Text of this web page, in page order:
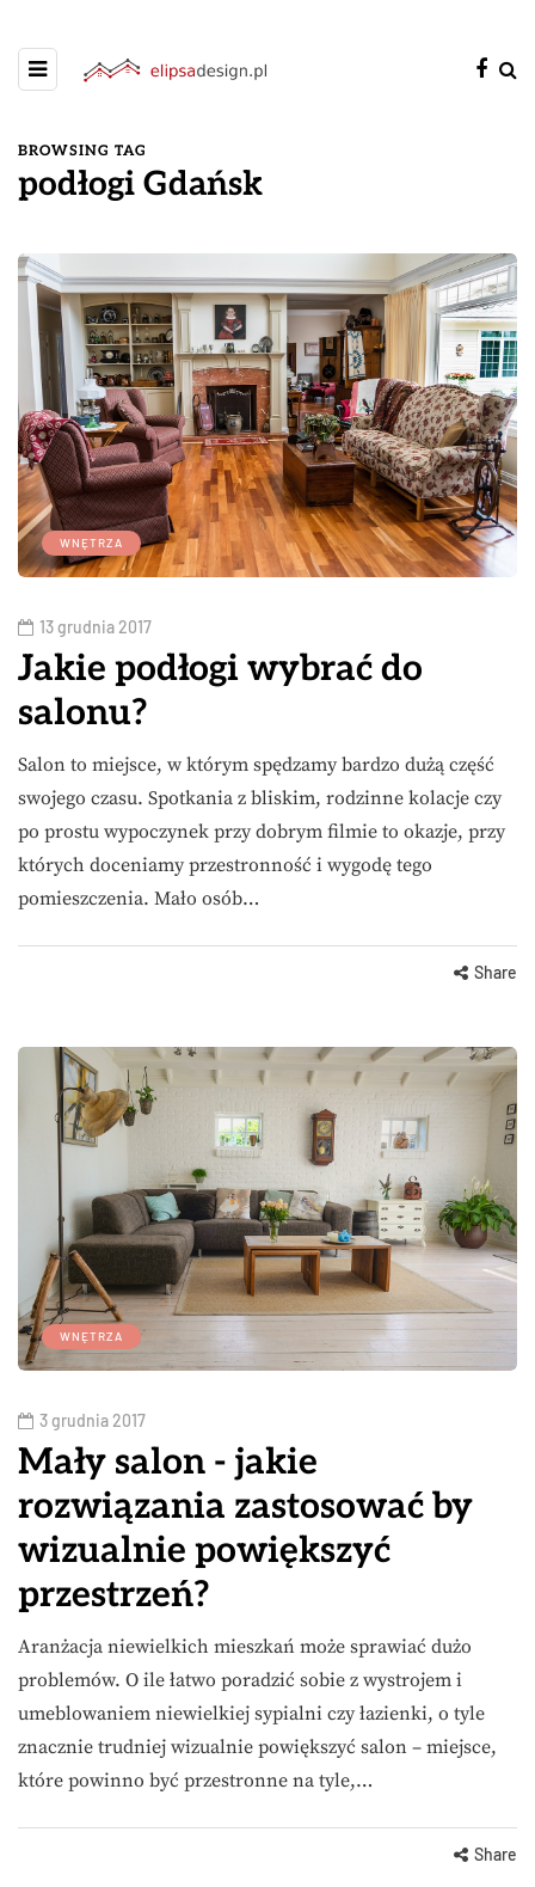
BROWSING TAG
podłogi Gdańsk
WNĘTRZA
13 grudnia 2017
Jakie podłogi wybrać do
salonu?
Salon to miejsce, w którym spędzamy bardzo dużą część
swojego czasu. Spotkania z bliskim, rodzinne kolacje czy
po prostu wypoczynek przy dobrym filmie to okazje, przy
których doceniamy przestronność i wygodę tego
pomieszczenia. Mało osób…
Share
WNĘTRZA
3 grudnia 2017
Mały salon - jakie
rozwiązania zastosować by
wizualnie powiększyć
przestrzeń?
Aranżacja niewielkich mieszkań może sprawiać dużo
problemów. O ile łatwo poradzić sobie z wystrojem i
umeblowaniem niewielkiej sypialni czy łazienki, o tyle
znacznie trudniej wizualnie powiększyć salon – miejsce,
które powinno być przestronne na tyle,…
Share